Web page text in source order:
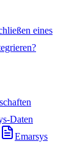
eines
Daten
Emarsys